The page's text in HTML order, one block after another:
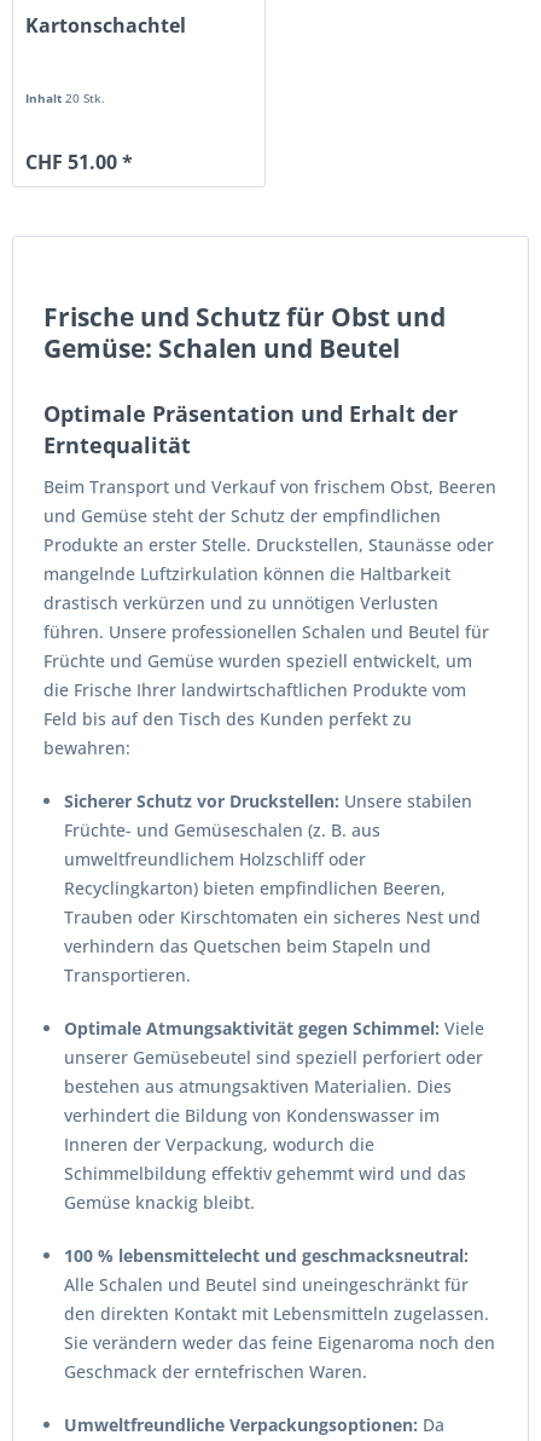
Kartonschachtel
Inhalt 20 Stk.
CHF 51.00 *
Frische und Schutz für Obst und
Gemüse: Schalen und Beutel
Optimale Präsentation und Erhalt der
Erntequalität
Beim Transport und Verkauf von frischem Obst, Beeren
und Gemüse steht der Schutz der empfindlichen
Produkte an erster Stelle. Druckstellen, Staunässe oder
mangelnde Luftzirkulation können die Haltbarkeit
drastisch verkürzen und zu unnötigen Verlusten
führen. Unsere professionellen Schalen und Beutel für
Früchte und Gemüse wurden speziell entwickelt, um
die Frische Ihrer landwirtschaftlichen Produkte vom
Feld bis auf den Tisch des Kunden perfekt zu
bewahren:
Sicherer Schutz vor Druckstellen: Unsere stabilen
Früchte- und Gemüseschalen (z. B. aus
umweltfreundlichem Holzschliff oder
Recyclingkarton) bieten empfindlichen Beeren,
Trauben oder Kirschtomaten ein sicheres Nest und
verhindern das Quetschen beim Stapeln und
Transportieren.
Optimale Atmungsaktivität gegen Schimmel: Viele
unserer Gemüsebeutel sind speziell perforiert oder
bestehen aus atmungsaktiven Materialien. Dies
verhindert die Bildung von Kondenswasser im
Inneren der Verpackung, wodurch die
Schimmelbildung effektiv gehemmt wird und das
Gemüse knackig bleibt.
100 % lebensmittelecht und geschmacksneutral:
Alle Schalen und Beutel sind uneingeschränkt für
den direkten Kontakt mit Lebensmitteln zugelassen.
Sie verändern weder das feine Eigenaroma noch den
Geschmack der erntefrischen Waren.
Umweltfreundliche Verpackungsoptionen: Da